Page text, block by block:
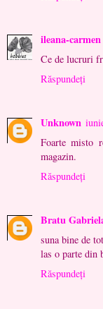
ileana-carmen
Ce de lucruri
Răspundeți
Unknown
Foarte misto
magazin.
Răspundeți
Bratu
suna bine de
las o parte din
Răspundeți